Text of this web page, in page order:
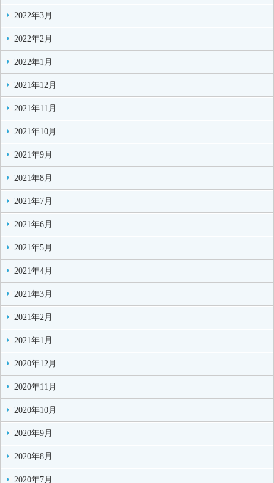
2022年3月
2022年2月
2022年1月
2021年12月
2021年11月
2021年10月
2021年9月
2021年8月
2021年7月
2021年6月
2021年5月
2021年4月
2021年3月
2021年2月
2021年1月
2020年12月
2020年11月
2020年10月
2020年9月
2020年8月
2020年7月